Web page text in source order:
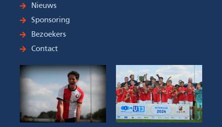
Nieuws
Sponsoring
Bezoekers
Contact